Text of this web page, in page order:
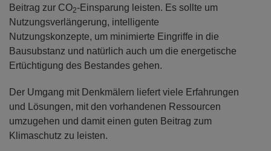
Beitrag zur CO2-Einsparung leisten. Es sollte um
Nutzungsverlängerung, intelligente
Nutzungskonzepte, um minimierte Eingriffe in die
Bausubstanz und natürlich auch um die energetische
Ertüchtigung des Bestandes gehen.
Der Umgang mit Denkmälern liefert viele Erfahrungen
und Lösungen, mit den vorhandenen Ressourcen
umzugehen und damit einen guten Beitrag zum
Klimaschutz zu leisten.